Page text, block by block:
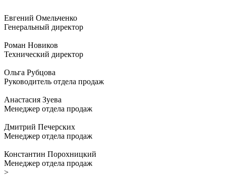
Евгений Омельченко
Генеральный директор
Роман Новиков
Технический директор
Ольга Рубцова
Руководитель отдела продаж
Анастасия Зуева
Менеджер отдела продаж
Дмитрий Печерских
Менеджер отдела продаж
Константин Порохницкий
Менеджер отдела продаж
>